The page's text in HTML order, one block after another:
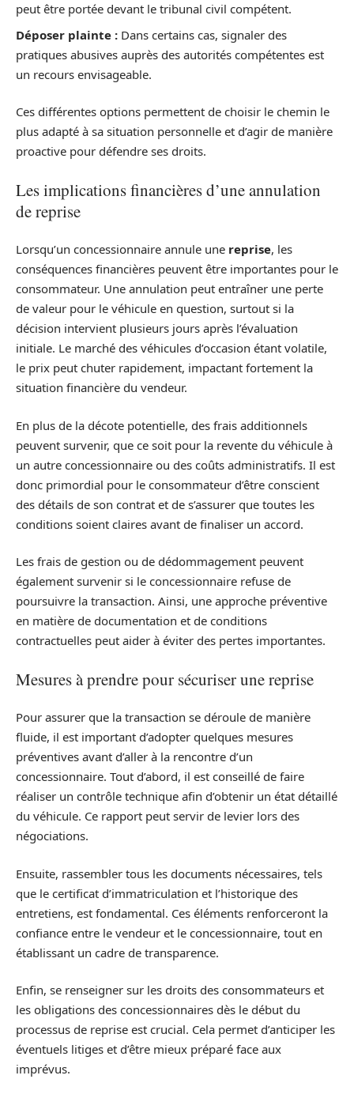
peut être portée devant le tribunal civil compétent.
Déposer plainte : Dans certains cas, signaler des
pratiques abusives auprès des autorités compétentes est
un recours envisageable.
Ces différentes options permettent de choisir le chemin le
plus adapté à sa situation personnelle et d’agir de manière
proactive pour défendre ses droits.
Les implications financières d’une annulation
de reprise
Lorsqu’un concessionnaire annule une reprise, les
conséquences financières peuvent être importantes pour le
consommateur. Une annulation peut entraîner une perte
de valeur pour le véhicule en question, surtout si la
décision intervient plusieurs jours après l’évaluation
initiale. Le marché des véhicules d’occasion étant volatile,
le prix peut chuter rapidement, impactant fortement la
situation financière du vendeur.
En plus de la décote potentielle, des frais additionnels
peuvent survenir, que ce soit pour la revente du véhicule à
un autre concessionnaire ou des coûts administratifs. Il est
donc primordial pour le consommateur d’être conscient
des détails de son contrat et de s’assurer que toutes les
conditions soient claires avant de finaliser un accord.
Les frais de gestion ou de dédommagement peuvent
également survenir si le concessionnaire refuse de
poursuivre la transaction. Ainsi, une approche préventive
en matière de documentation et de conditions
contractuelles peut aider à éviter des pertes importantes.
Mesures à prendre pour sécuriser une reprise
Pour assurer que la transaction se déroule de manière
fluide, il est important d’adopter quelques mesures
préventives avant d’aller à la rencontre d’un
concessionnaire. Tout d’abord, il est conseillé de faire
réaliser un contrôle technique afin d’obtenir un état détaillé
du véhicule. Ce rapport peut servir de levier lors des
négociations.
Ensuite, rassembler tous les documents nécessaires, tels
que le certificat d’immatriculation et l’historique des
entretiens, est fondamental. Ces éléments renforceront la
confiance entre le vendeur et le concessionnaire, tout en
établissant un cadre de transparence.
Enfin, se renseigner sur les droits des consommateurs et
les obligations des concessionnaires dès le début du
processus de reprise est crucial. Cela permet d’anticiper les
éventuels litiges et d’être mieux préparé face aux
imprévus.